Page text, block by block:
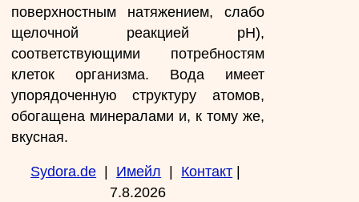
поверхностным натяжением, слабо
щелочной реакцией рН),
соответствующими потребностям
клеток организма. Вода имеет
упорядоченную структуру атомов,
обогащена минералами и, к тому же,
вкусная.
Sydora.de Имейл Контакт
7.8.2026